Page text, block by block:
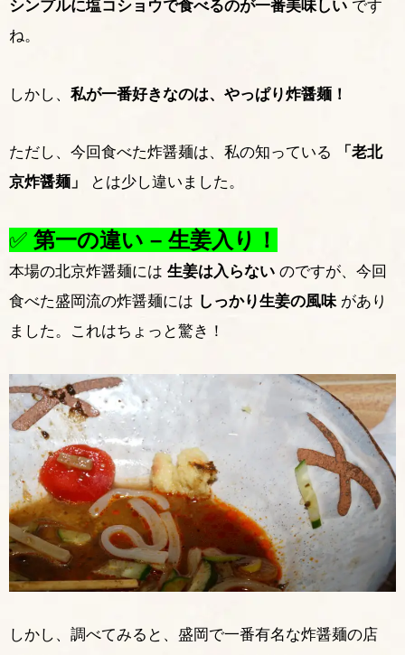
シンプルに塩コショウで食べるのが一番美味しい です
ね。
しかし、 私が一番好きなのは、やっぱり炸醤麺！
ただし、今回食べた炸醤麺は、私の知っている
「老北
京炸醤麺」
とは少し違いました。
✅ 第一の違い – 生姜入り！
本場の北京炸醤麺には 生姜は入らない のですが、今回
食べた盛岡流の炸醤麺には しっかり生姜の風味 があり
ました。これはちょっと驚き！
しかし、調べてみると、盛岡で一番有名な炸醤麺の店